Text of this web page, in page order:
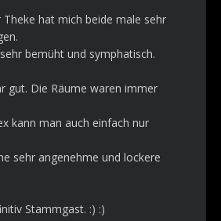
hat mich beide male sehr
bemüht und symphatisch.
gut. Die Räume waren immer
kann man auch einfach nur
sehr angenehme und lockere
Stammgast. :) :)